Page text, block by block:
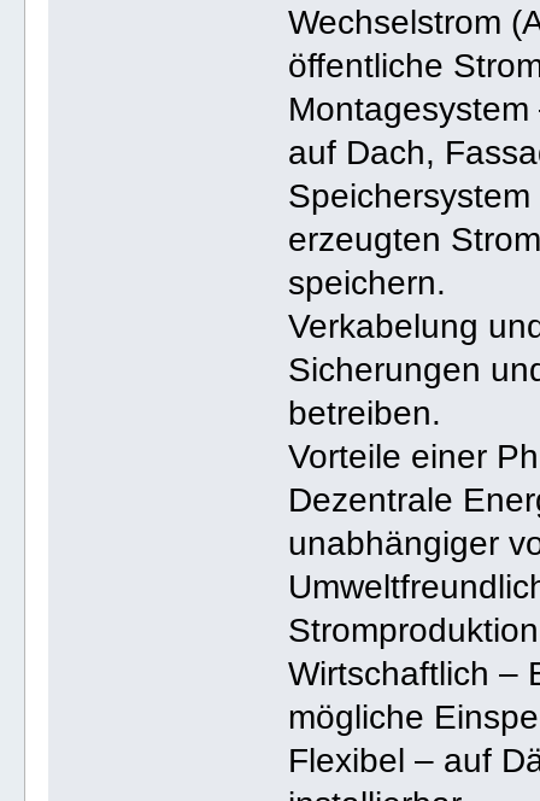
Wechselstrom
öffentliche
auf Dach,
erzeugten
speichern.
Verkabelung
Sicherungen
betreiben.
Vorteile einer
Dezentrale
unabhängiger
Wirtschaftlich –
mögliche
Flexibel – auf